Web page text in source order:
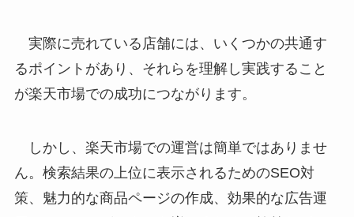
実際に売れている店舗には、いくつかの共通す
るポイントがあり、それらを理解し実践すること
が楽天市場での成功につながります。
しかし、楽天市場での運営は簡単ではありませ
ん。検索結果の上位に表示されるためのSEO対
策、魅力的な商品ページの作成、効果的な広告運